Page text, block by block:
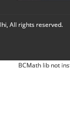
All rights reserved.
BCMath lib not